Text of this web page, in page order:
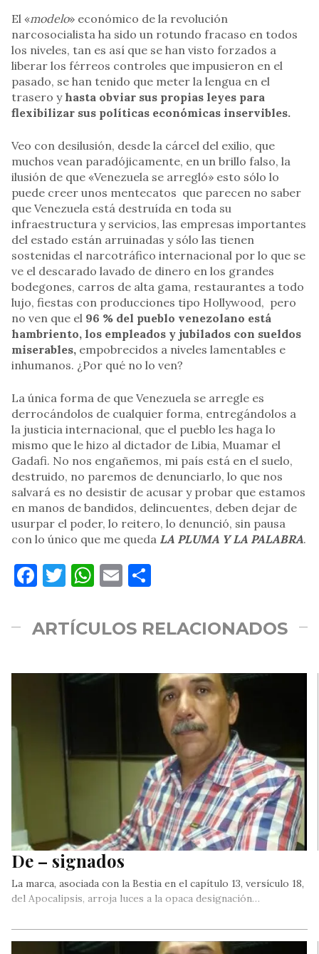
El «modelo» económico de la revolución
narcosocialista ha sido un rotundo fracaso en todos
los niveles, tan es así que se han visto forzados a
liberar los férreos controles que impusieron en el
pasado, se han tenido que meter la lengua en el
trasero y hasta obviar sus propias leyes para
flexibilizar sus políticas económicas inservibles.
Veo con desilusión, desde la cárcel del exilio, que
muchos vean paradójicamente, en un brillo falso, la
ilusión de que «Venezuela se arregló» esto sólo lo
puede creer unos mentecatos que parecen no saber
que Venezuela está destruída en toda su
infraestructura y servicios, las empresas importantes
del estado están arruinadas y sólo las tienen
sostenidas el narcotráfico internacional por lo que se
ve el descarado lavado de dinero en los grandes
bodegones, carros de alta gama, restaurantes a todo
lujo, fiestas con producciones tipo Hollywood, pero
no ven que el 96 % del pueblo venezolano está
hambriento, los empleados y jubilados con sueldos
miserables, empobrecidos a niveles lamentables e
inhumanos. ¿Por qué no lo ven?
La única forma de que Venezuela se arregle es
derrocándolos de cualquier forma, entregándolos a
la justicia internacional, que el pueblo les haga lo
mismo que le hizo al dictador de Libia, Muamar el
Gadafi. No nos engañemos, mi país está en el suelo,
destruido, no paremos de denunciarlo, lo que nos
salvará es no desistir de acusar y probar que estamos
en manos de bandidos, delincuentes, deben dejar de
usurpar el poder, lo reitero, lo denunció, sin pausa
con lo único que me queda LA PLUMA Y LA PALABRA.
Facebook
Twitter
WhatsApp
Email
ARTÍCULOS RELACIONADOS
De – signados
La marca, asociada con la Bestia en el capítulo 13, versículo 18,
del Apocalipsis, arroja luces a la opaca designación…